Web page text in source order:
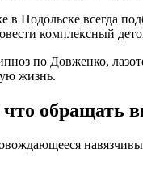
Подольске всегда
комплексный
по Довженко,
жизнь.
обращать